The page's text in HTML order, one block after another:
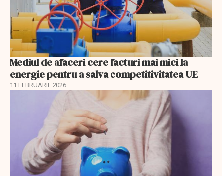
Mediul de afaceri cere facturi mai mici la
energie pentru a salva competitivitatea UE
11 FEBRUARIE 2026